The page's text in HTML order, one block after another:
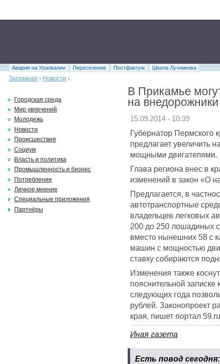
Авария на Уралкалии Переселение Постфактум
Школа Лучникова
Заглавная › Новости ›
В Прикамье
на внедорожники
15.09.2014 - 10:39
Губернатор Пермского
предлагает увеличить
мощными двигателями.
Глава региона внес в
изменений в закон «О
Предлагается, в
автотранспортные
владельцев легковых
200 до 250 лошадиных
вместо нынешних 58 с
машин с мощностью
ставку собираются
Изменения также
пояснительной записке
следующих года
рублей. Законопроект
края, пишет портал
Иная газета
Есть повод
Городская среда
Мир увлечений
Молодежь
Новости
Происшествия
Социум
Власть и политика
Промышленность и бизнес
Потребление
Личное мнение
Специальные приложения
Партнёры